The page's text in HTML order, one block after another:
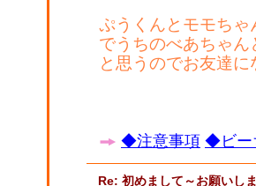
ぷうくんとモモち
でうちのべあちゃ
と思うのでお友達
◆注意事項 ◆ビー
Re: 初めまして～お願いし